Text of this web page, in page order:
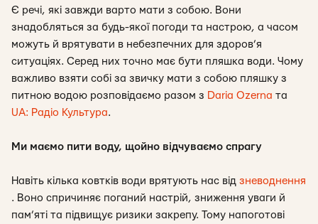
Є речі, які завжди варто мати з собою. Вони
знадобляться за будь-якої погоди та настрою, а часом
можуть й врятувати в небезпечних для здоров’я
ситуаціях. Серед них точно має бути пляшка води. Чому
важливо взяти собі за звичку мати з собою пляшку з
питною водою розповідаємо разом з Daria Ozerna та
UA: Радіо Культура.
Ми маємо пити воду, щойно відчуваємо спрагу
Навіть кілька ковтків води врятують нас від зневоднення
. Воно спричиняє поганий настрій, зниження уваги й
пам’яті та підвищує ризики закрепу. Тому напоготові